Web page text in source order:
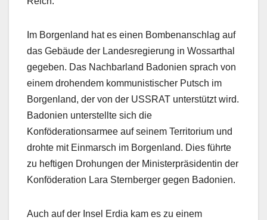
Im Borgenland hat es einen Bombenanschlag auf
das Gebäude der Landesregierung in Wossarthal
gegeben. Das Nachbarland Badonien sprach von
einem drohendem kommunistischer Putsch im
Borgenland, der von der USSRAT unterstützt wird.
Badonien unterstellte sich die
Konföderationsarmee auf seinem Territorium und
drohte mit Einmarsch im Borgenland. Dies führte
zu heftigen Drohungen der Ministerpräsidentin der
Konföderation Lara Sternberger gegen Badonien.
Auch auf der Insel Erdia kam es zu einem